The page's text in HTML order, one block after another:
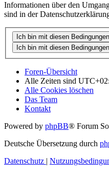
Informationen über den
sind in der
Foren-Übersicht
Alle Zeiten sind
Alle Cookies löschen
Das Team
Kontakt
Powered by phpBB® Forum
Deutsche Übersetzung durch
Datenschutz |